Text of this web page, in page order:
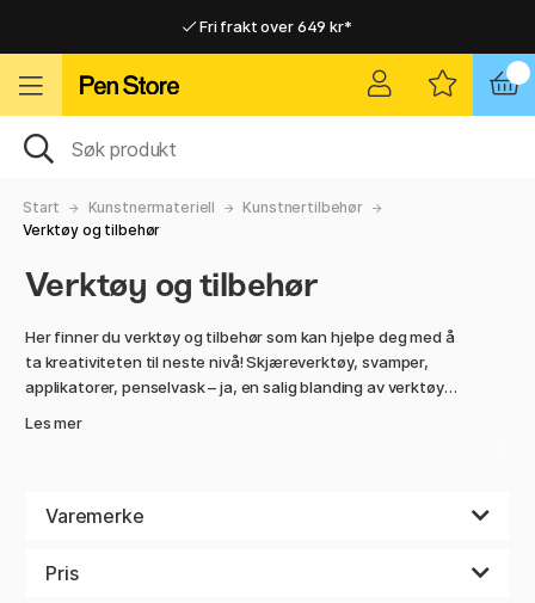
Fri frakt over 649 kr*
Raskt til dør eller utleveringssted
Raskt til dør eller utleveringssted
Start Kunstnermateriell
Kunstnertilbehør
Verktøy og tilbehør
Verktøy og tilbehør
Her finner du verktøy og tilbehør som kan hjelpe deg med å
ta kreativiteten til neste nivå! Skjæreverktøy, svamper,
applikatorer, penselvask – ja, en salig blanding av verktøy
igjen. Her finner du også rensevæske til fyllepennene dine.
deg å ta fatt på nye, kreative utfordringer.
Les mer
Varemerke
Pris